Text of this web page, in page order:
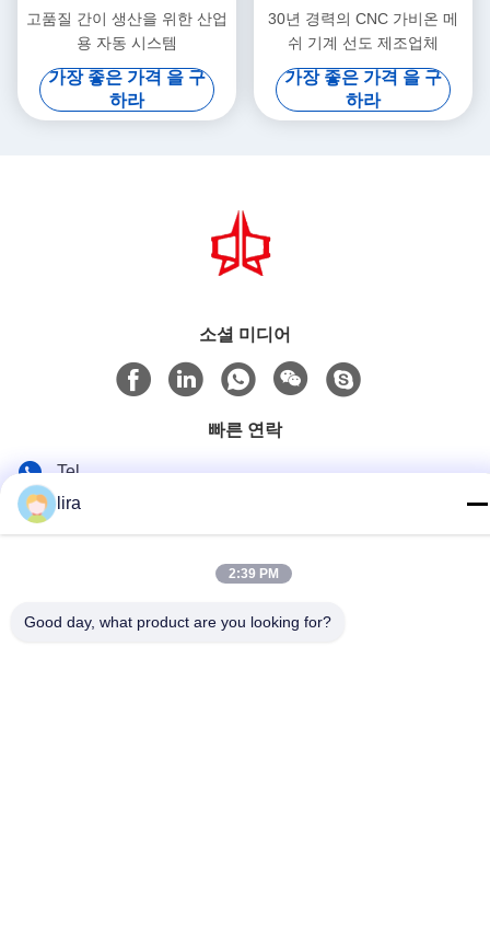
고품질 간이 생산을 위한 산업
용 자동 시스템
가장 좋은 가격 을 구
하라
30년 경력의 CNC 가비온 메
쉬 기계 선도 제조업체
가장 좋은 가격 을 구
하라
소셜 미디어
빠른 연락
Tel
86-510-86385783
주소
lira
2:39 PM
Good day, what product are you looking for?